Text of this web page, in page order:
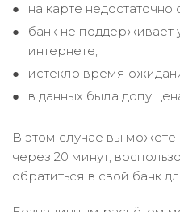
на карте недостаточно
банк не поддерживает
интернете;
истекло время
в данных была
В этом случае вы можете
через 20 минут,
обратиться в свой банк